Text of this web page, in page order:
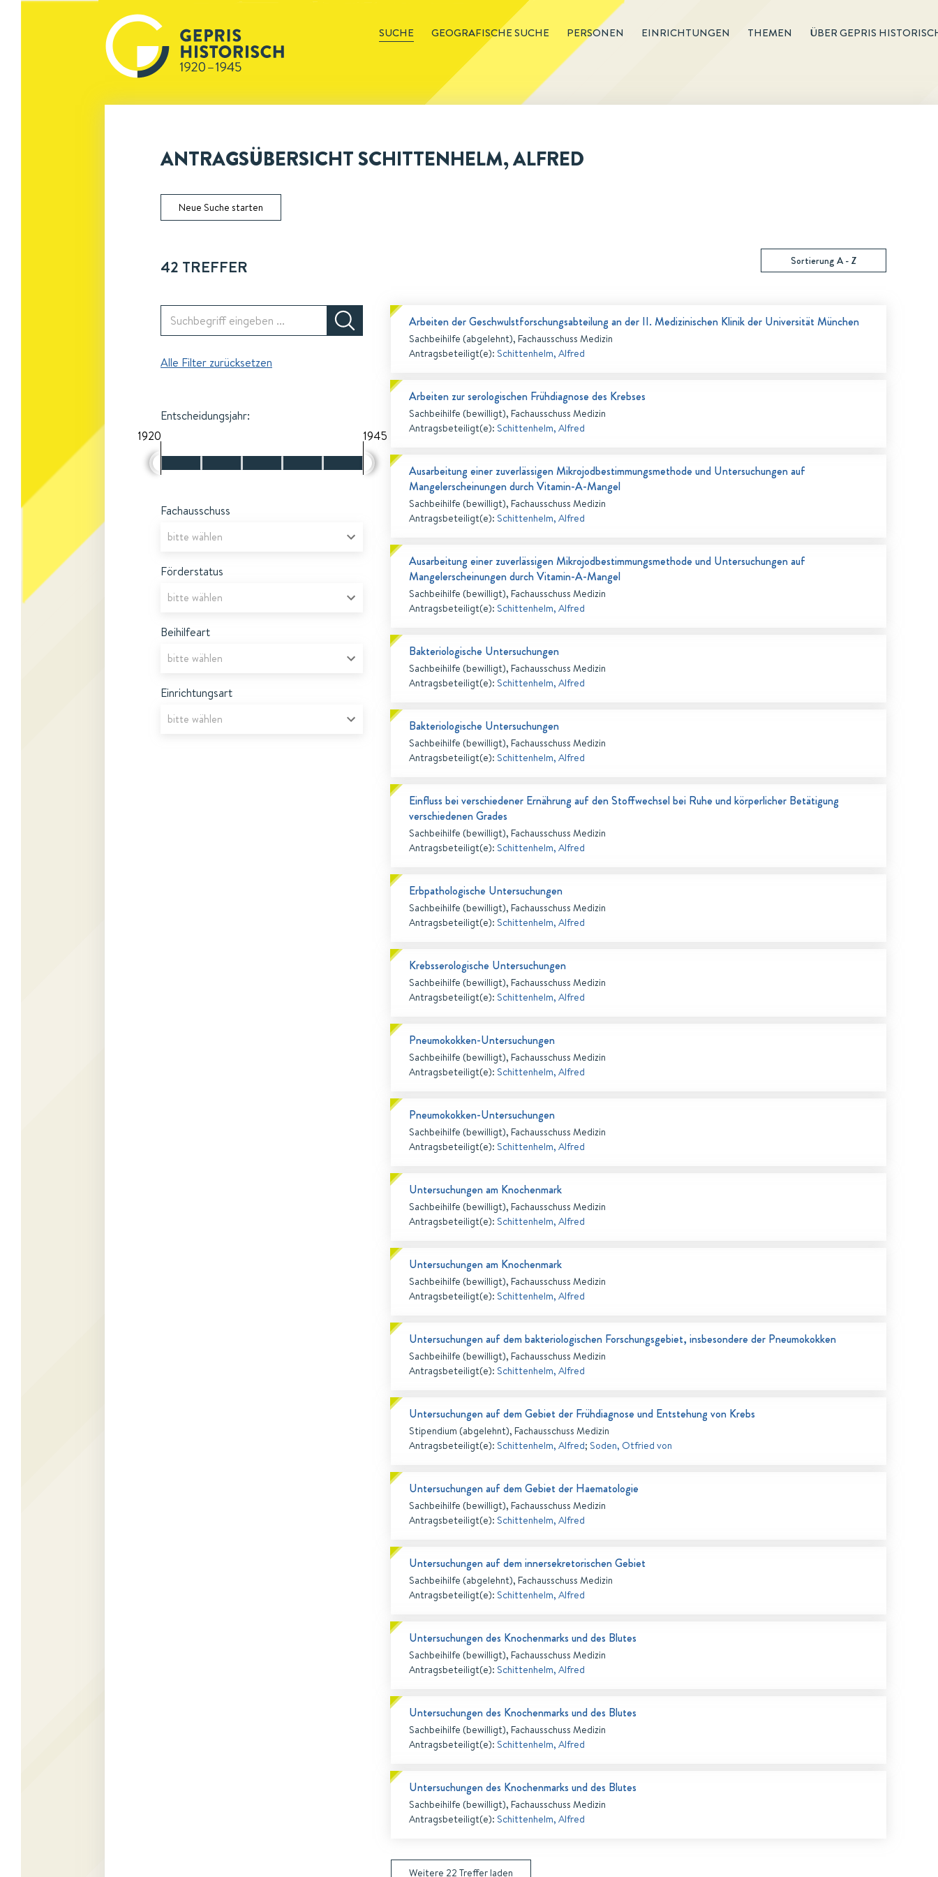
SUCHE GEOGRAFISCHE SUCHE PERSONEN EINRICHTUNGEN THEMEN ÜBER GEPRIS
ANTRAGSÜBERSICHT SCHITTENHELM, ALFRED
Neue Suche starten
42 TREFFER Sortierung A - Z
Alle Filter zurücksetzen
Entscheidungsjahr:
1920
1945
Fachausschuss
Förderstatus
Beihilfeart
Einrichtungsart
Arbeiten der Geschwulstforschungsabteilung an der II. Medizinischen Klinik der Universität München
Sachbeihilfe (abgelehnt), Fachausschuss Medizin
Antragsbeteiligt(e): Schittenhelm, Alfred
Arbeiten zur serologischen Frühdiagnose des Krebses
Sachbeihilfe (bewilligt), Fachausschuss Medizin
Antragsbeteiligt(e): Schittenhelm, Alfred
Ausarbeitung einer zuverlässigen Mikrojodbestimmungsmethode und Untersuchungen auf
Mangelerscheinungen durch Vitamin-A-Mangel
Sachbeihilfe (bewilligt), Fachausschuss Medizin
Antragsbeteiligt(e): Schittenhelm, Alfred
Ausarbeitung einer zuverlässigen Mikrojodbestimmungsmethode und Untersuchungen auf
Mangelerscheinungen durch Vitamin-A-Mangel
Sachbeihilfe (bewilligt), Fachausschuss Medizin
Antragsbeteiligt(e): Schittenhelm, Alfred
Bakteriologische Untersuchungen
Sachbeihilfe (bewilligt), Fachausschuss Medizin
Antragsbeteiligt(e): Schittenhelm, Alfred
Bakteriologische Untersuchungen
Sachbeihilfe (bewilligt), Fachausschuss Medizin
Antragsbeteiligt(e): Schittenhelm, Alfred
Einfluss bei verschiedener Ernährung auf den Stoffwechsel bei Ruhe und körperlicher Betätigung
verschiedenen Grades
Sachbeihilfe (bewilligt), Fachausschuss Medizin
Antragsbeteiligt(e): Schittenhelm, Alfred
Erbpathologische Untersuchungen
Sachbeihilfe (bewilligt), Fachausschuss Medizin
Antragsbeteiligt(e): Schittenhelm, Alfred
Krebsserologische Untersuchungen
Sachbeihilfe (bewilligt), Fachausschuss Medizin
Antragsbeteiligt(e): Schittenhelm, Alfred
Pneumokokken-Untersuchungen
Sachbeihilfe (bewilligt), Fachausschuss Medizin
Antragsbeteiligt(e): Schittenhelm, Alfred
Pneumokokken-Untersuchungen
Sachbeihilfe (bewilligt), Fachausschuss Medizin
Antragsbeteiligt(e): Schittenhelm, Alfred
Untersuchungen am Knochenmark
Sachbeihilfe (bewilligt), Fachausschuss Medizin
Antragsbeteiligt(e): Schittenhelm, Alfred
Untersuchungen am Knochenmark
Sachbeihilfe (bewilligt), Fachausschuss Medizin
Antragsbeteiligt(e): Schittenhelm, Alfred
Untersuchungen auf dem bakteriologischen Forschungsgebiet, insbesondere der Pneumokokken
Sachbeihilfe (bewilligt), Fachausschuss Medizin
Antragsbeteiligt(e): Schittenhelm, Alfred
Untersuchungen auf dem Gebiet der Frühdiagnose und Entstehung von Krebs
Stipendium (abgelehnt), Fachausschuss Medizin
Antragsbeteiligt(e): Schittenhelm, Alfred; Soden, Otfried von
Untersuchungen auf dem Gebiet der Haematologie
Sachbeihilfe (bewilligt), Fachausschuss Medizin
Antragsbeteiligt(e): Schittenhelm, Alfred
Untersuchungen auf dem innersekretorischen Gebiet
Sachbeihilfe (abgelehnt), Fachausschuss Medizin
Antragsbeteiligt(e): Schittenhelm, Alfred
Untersuchungen des Knochenmarks und des Blutes
Sachbeihilfe (bewilligt), Fachausschuss Medizin
Antragsbeteiligt(e): Schittenhelm, Alfred
Untersuchungen des Knochenmarks und des Blutes
Sachbeihilfe (bewilligt), Fachausschuss Medizin
Antragsbeteiligt(e): Schittenhelm, Alfred
Untersuchungen des Knochenmarks und des Blutes
Sachbeihilfe (bewilligt), Fachausschuss Medizin
Antragsbeteiligt(e): Schittenhelm, Alfred
Weitere 22 Treffer laden